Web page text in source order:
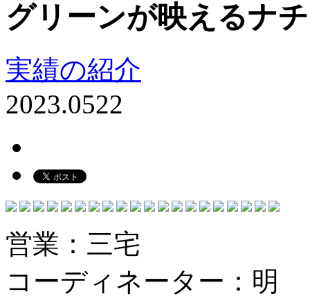
グリーンが映えるナ
実績の紹介
2023.0522
営業：三宅
コーディネーター：明